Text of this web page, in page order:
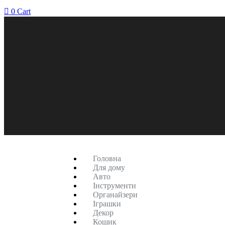
0 Cart
Головна
Для дому
Авто
Інструменти
Органайзери
Іграшки
Декор
Кошик